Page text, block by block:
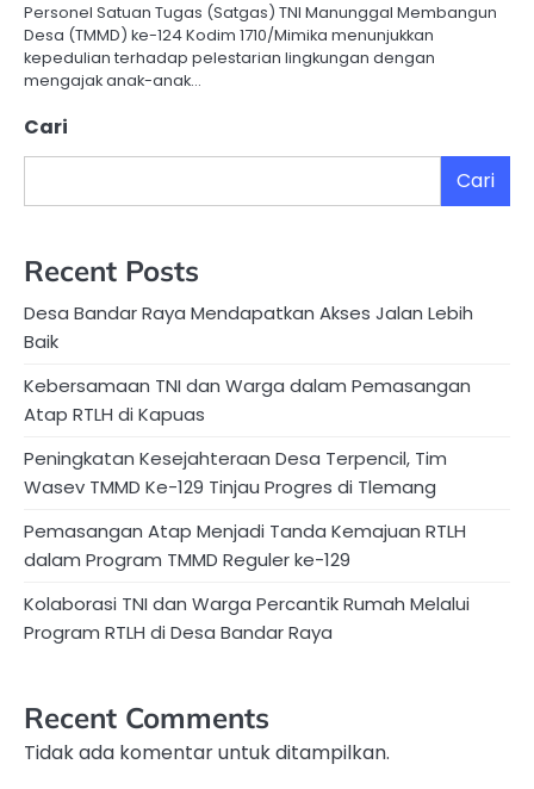
Personel Satuan Tugas (Satgas) TNI Manunggal Membangun
Desa (TMMD) ke-124 Kodim 1710/Mimika menunjukkan
kepedulian terhadap pelestarian lingkungan dengan
mengajak anak-anak…
Cari
Cari
Recent Posts
Desa Bandar Raya Mendapatkan Akses Jalan Lebih
Baik
Kebersamaan TNI dan Warga dalam Pemasangan
Atap RTLH di Kapuas
Peningkatan Kesejahteraan Desa Terpencil, Tim
Wasev TMMD Ke-129 Tinjau Progres di Tlemang
Pemasangan Atap Menjadi Tanda Kemajuan RTLH
dalam Program TMMD Reguler ke-129
Kolaborasi TNI dan Warga Percantik Rumah Melalui
Program RTLH di Desa Bandar Raya
Recent Comments
Tidak ada komentar untuk ditampilkan.